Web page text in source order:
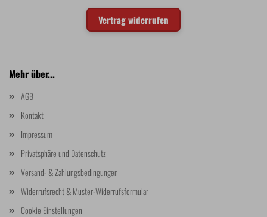
Vertrag widerrufen
Mehr über...
AGB
Kontakt
Impressum
Privatsphäre und Datenschutz
Versand- & Zahlungsbedingungen
Widerrufsrecht & Muster-Widerrufsformular
Cookie Einstellungen